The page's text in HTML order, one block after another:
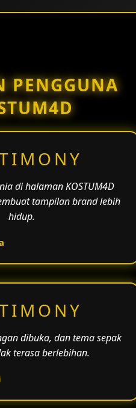
PENGGUNA
di halaman KOSTUM4D
tampilan brand lebih
hidup.
dibuka, dan tema sepak
terasa berlebihan.